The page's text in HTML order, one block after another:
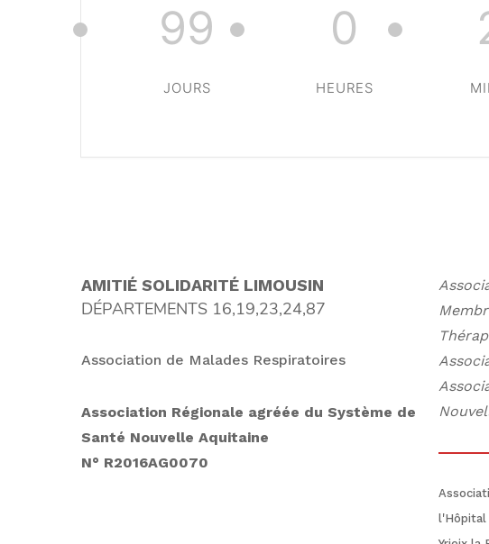
99
JOURS
0
HEURES
AMITIÉ SOLIDARITÉ LIMOUSIN
DÉPARTEMENTS 16,19,23,24,87
Association de Malades Respiratoires
Association Régionale agréée du Système de
Santé Nouvelle Aquitaine
N° R2016AG0070
l'Hôpital